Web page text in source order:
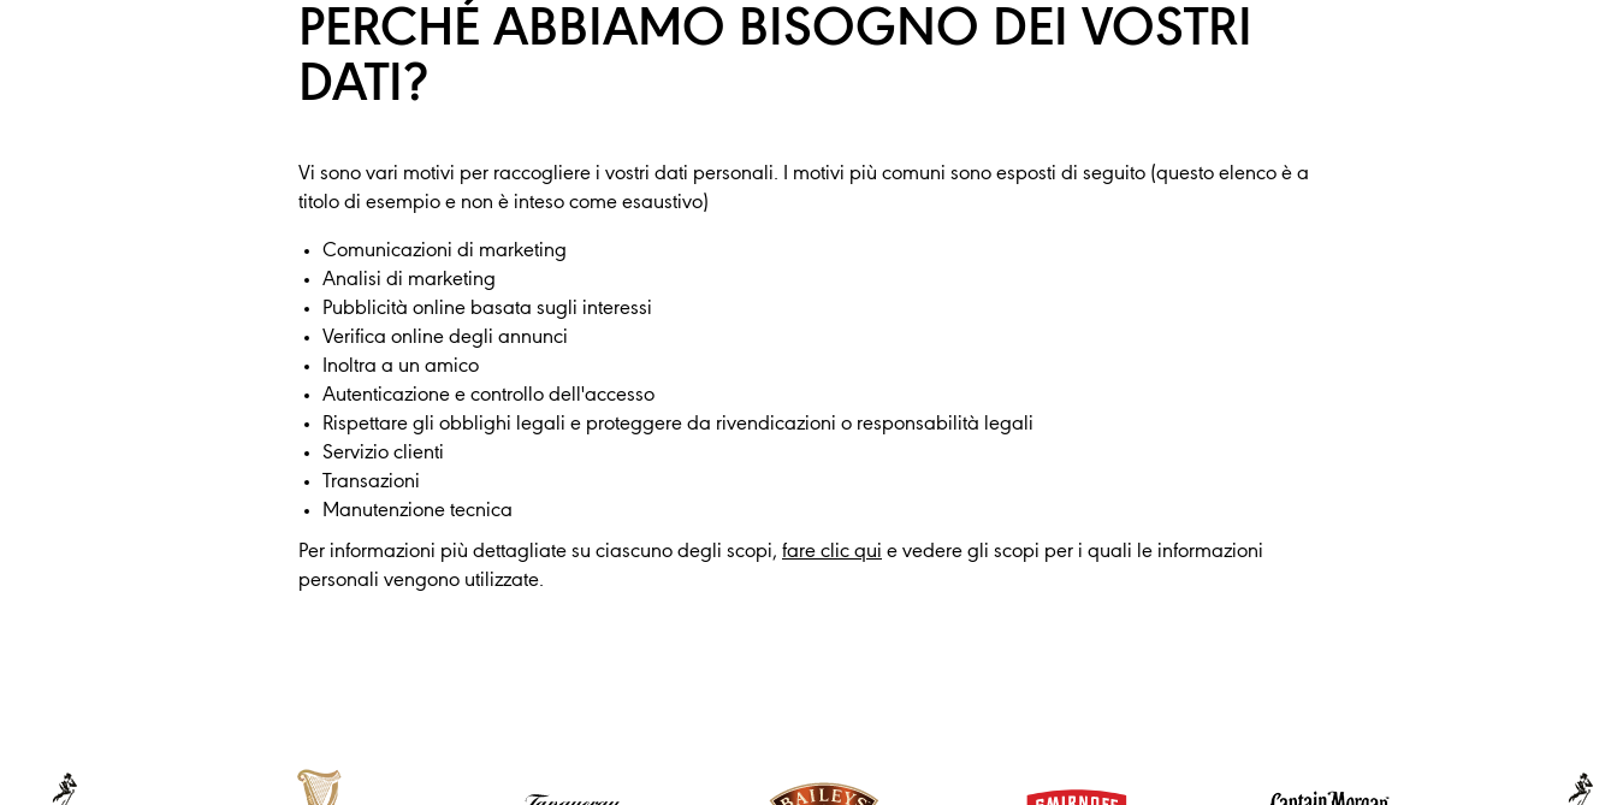
PERCHÉ ABBIAMO BISOGNO DEI VOSTRI
DATI?
Vi sono vari motivi per raccogliere i vostri dati personali. I motivi più comuni sono esposti di seguito (questo elenco è a
titolo di esempio e non è inteso come esaustivo)
Comunicazioni di marketing
Analisi di marketing
Pubblicità online basata sugli interessi
Verifica online degli annunci
Inoltra a un amico
Autenticazione e controllo dell'accesso
Rispettare gli obblighi legali e proteggere da rivendicazioni o responsabilità legali
Servizio clienti
Transazioni
Manutenzione tecnica
Per informazioni più dettagliate su ciascuno degli scopi, fare clic qui e vedere gli scopi per i quali le informazioni
personali vengono utilizzate.